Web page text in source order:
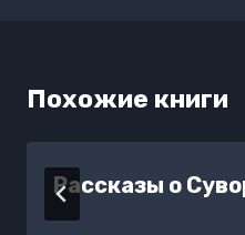
Похожие книги
Рассказы о